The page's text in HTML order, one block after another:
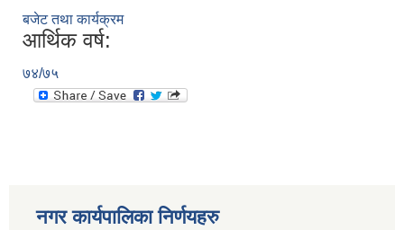
बजेट तथा कार्यक्रम
आर्थिक वर्ष:
७४/७५
नगर कार्यपालिका निर्णयहरु